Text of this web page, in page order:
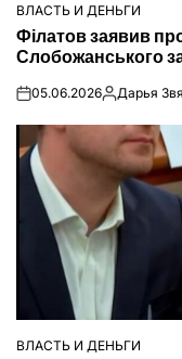
ОПУБЛІКУВАТИ
У
ВЛАСТЬ И ДЕНЬГИ
Філатов заявив
Слобожанського
on05.06.2026 Дарья
ОПУБЛІКУВАТИ
ВЛАСТЬ И ДЕНЬГИ